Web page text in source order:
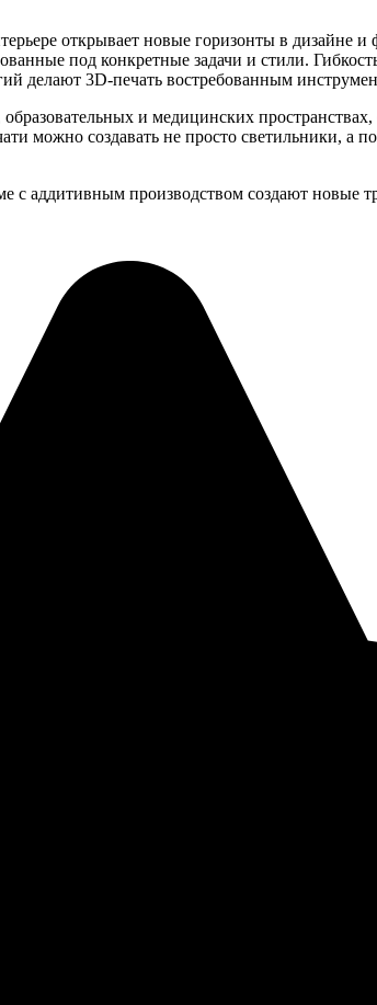
открывает новые горизонты в дизайне
под конкретные задачи и стили.
делают 3D-печать востребованным
и медицинских
можно создавать не просто светильники, а
с аддитивным производством создают новые